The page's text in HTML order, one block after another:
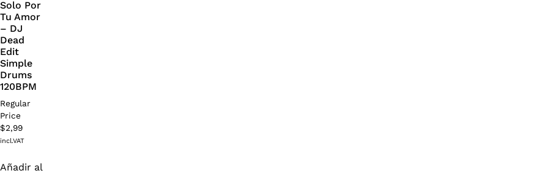
Solo Por
Tu Amor
– DJ
Dead
Edit
Simple
Drums
120BPM
Regular
Price
$2,99
incl.VAT
Añadir al